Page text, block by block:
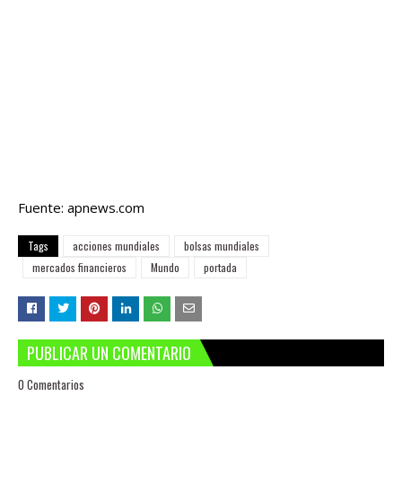
Fuente: apnews.com
Tags acciones mundiales
bolsas mundiales
mercados financieros
Mundo portada
PUBLICAR UN COMENTARIO
0 Comentarios